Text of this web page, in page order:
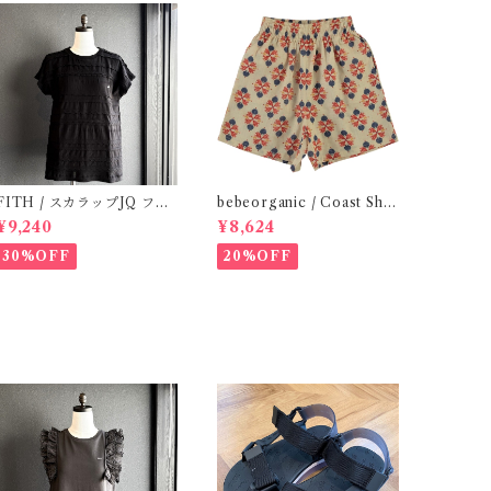
/ スカラップJQ フレ
チスリーブTシャツ (Blac
/ Size 1・2
30%OFF
bebeorganic / Coast Sho
rts Under The Sea ( 3・５
Y)
¥8,624
20%OFF